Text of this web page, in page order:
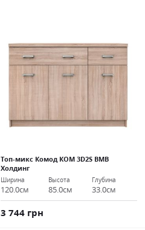
Топ-микс Комод КОМ 3D2S ВМВ
Холдинг
Ширина
120.0см
Высота
85.0см
Глубина
33.0см
3 744 грн